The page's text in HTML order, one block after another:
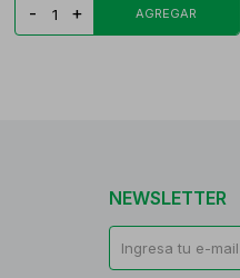
- +
NEWSLETTER